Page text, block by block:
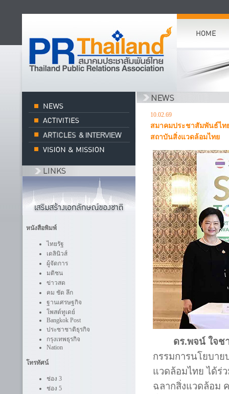
หนังสือพิมพ์
ไทยรัฐ
เดลินิวส์
ผู้จัดการ
มติชน
ข่าวสด
คม ชัด ลึก
ฐานเศรษฐกิจ
โพสต์ทูเดย์
Bangkok Post
ประชาชาติธุรกิจ
กรุงเทพธุรกิจ
Nation
โทรทัศน์
ช่อง 3
ช่อง 5
10.02.69
สมาคมประชาสัมพันธ์ไท
สถาบันสิ่งแวดล้อมไทย
ดร.พจน์ ใจ
กรรมการนโยบาย
แวดล้อมไทย ได้ร่
ฉลากสิ่งแวดล้อม